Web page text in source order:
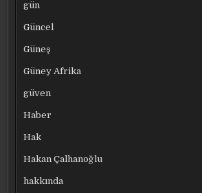
gün
Güncel
Güneş
Güney Afrika
güven
Haber
Hak
Hakan Çalhanoğlu
hakkında